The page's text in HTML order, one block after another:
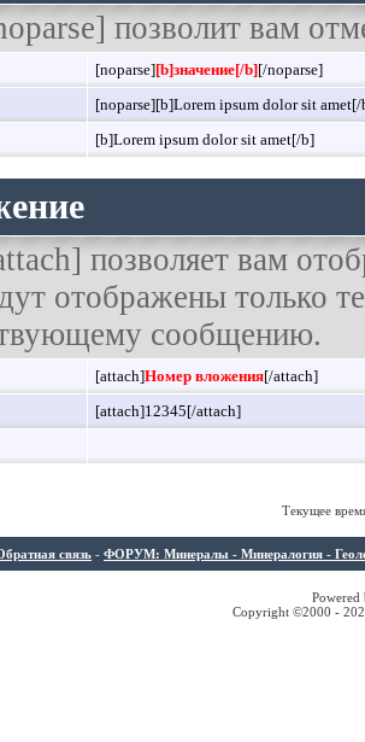
позволит вам
[noparse][b]значение[/b][/noparse]
[noparse][b]Lorem ipsum dolor sit
[b]Lorem ipsum dolor sit amet[/b]
позволяет вам
отображены только
сообщению.
[attach]Номер вложения[/attach]
[attach]12345[/attach]
Текущее
связь - ФОРУМ: Минералы - Минералогия -
Copyright ©2000 -